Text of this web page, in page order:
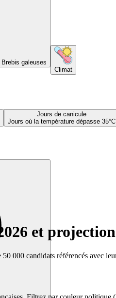
Brebis galeuses
Climat
Jours de canicule
Jours où la température dépasse 35°C
et
000 candidats référencés avec